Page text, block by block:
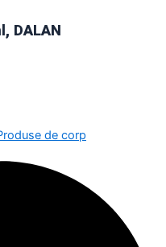
DALAN
de corp